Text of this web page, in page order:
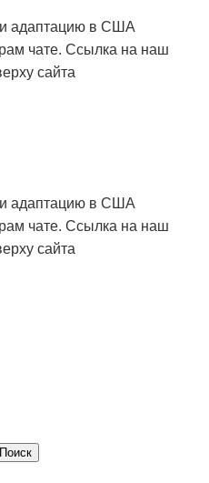
адаптацию в США
чате. Ссылка на наш
сайта
адаптацию в США
чате. Ссылка на наш
сайта